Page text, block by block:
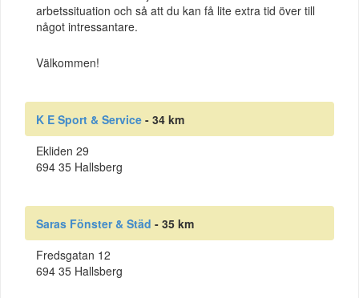
arbetssituation och så att du kan få lite extra tid över till
något intressantare.
Välkommen!
K E Sport & Service - 34 km
Ekliden 29
694 35 Hallsberg
Saras Fönster & Städ - 35 km
Fredsgatan 12
694 35 Hallsberg